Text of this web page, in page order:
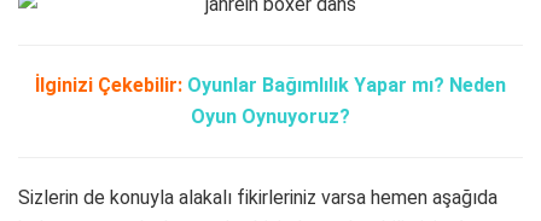
İlginizi Çekebilir: Oyunlar Bağımlılık Yapar mı? Neden
Oyun Oynuyoruz?
Sizlerin de konuyla alakalı fikirleriniz varsa hemen aşağıda